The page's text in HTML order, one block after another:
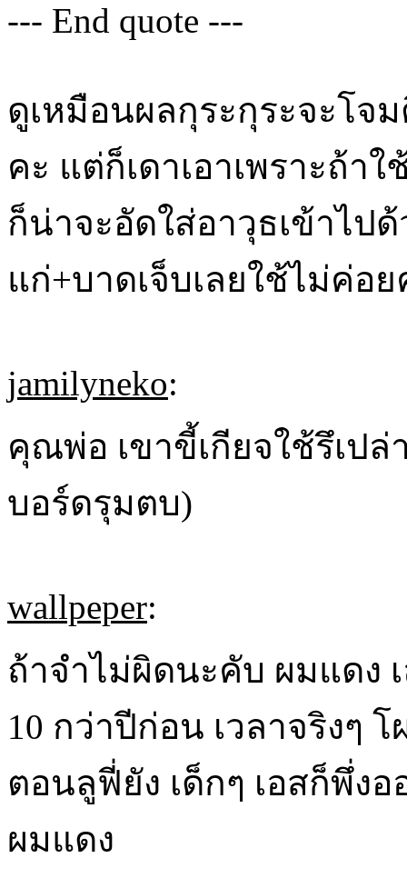
--- End quote ---
ดูเหมือนผลกุระกุระจะโจ
คะ แต่ก็เดาเอาเพราะถ้า
ก็น่าจะอัดใส่อาวุธเข้าไปด้
แก่+บาดเจ็บเลยใช้ไม่ค่อย
jamilyneko:
คุณพ่อ เขาขี้เกียจใช้รึเป
บอร์ดรุมตบ)
wallpeper:
ถ้าจำไม่ผิดนะคับ ผมแดง
10 กว่าปีก่อน เวลาจริงๆ
ตอนลูฟี่ยัง เด็กๆ เอสก็พึ่ง
ผมแดง